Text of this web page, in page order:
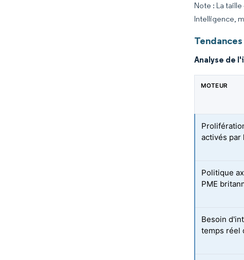
Note : La
Intelligence,
Analyse de
MOTEUR
activés par
Politique
PME
Besoin
temps réel